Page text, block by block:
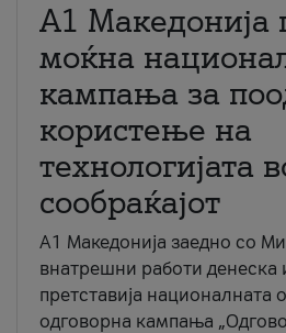
A1 Македонија
моќна
кампања за
користење на
технологијата
сообраќајот
A1 Македонија заедно со
внатрешни работи денеска
претставија националната
одговорна кампања